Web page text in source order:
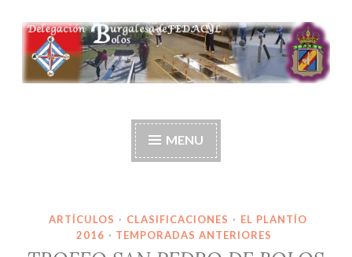
Ir
al
contenido
Delegación burgalesa
de fedacyl-bolos
MENU
ARTÍCULOS · CLASIFICACIONES · EL PLANTÍO
2016 · TEMPORADAS ANTERIORES